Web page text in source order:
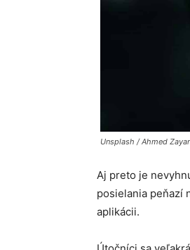
Unsplash / Ahmed
Aj preto je
posielania peňazí
aplikácii.